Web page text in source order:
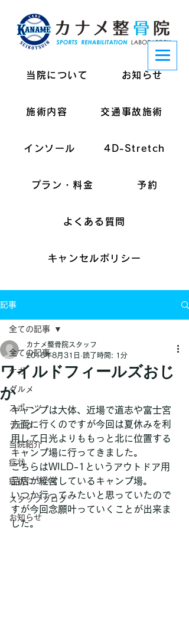
当院について お知らせ
施術内容 交通事故施術
インソール 4D-Stretch
プラン・料金 予約
よくある質問
キャンセルポリシー
記事
全ての記事
ケガ
グルメ
スポーツ
ブログ
当院紹介
症状
症状について
スタッフブログ
お知らせ
全ての記事
ワイルドフィールズおじ
か
カナメ整骨院スタッフ
2016年8月31日 読了時間: 1分
キャンプは大体、近場で道志や富士宮
方面に行くのですが今回は夏休みを利
用して日光よりももっと北に位置する
キャンプ場に行ってきました。
こちらはWILD-1というアウトドア用
品店が経営しているキャンプ場。
いつか行ってみたいと思っていたので
すが今回念願叶っていくことが出来ま
した。